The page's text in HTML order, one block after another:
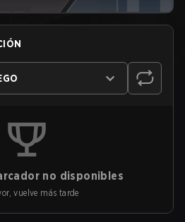
no disponibles
vuelve más tarde